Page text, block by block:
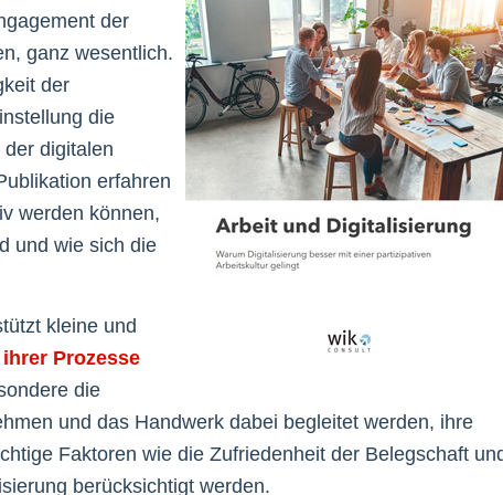
der
ganz wesentlich.
der
die
digitalen
erfahren
werden können,
und wie sich die
kleine und
Prozesse
die
und das Handwerk dabei begleitet werden, ihre
Faktoren wie die Zufriedenheit der Belegschaft
berücksichtigt werden.